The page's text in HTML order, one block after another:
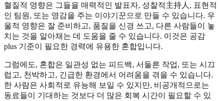
혈질적 영향은 그들을 매력적인 발표자, 성찰적主持人, 표현적
인 팀원, 또는 영감을 주는 이야기꾼으로 만들 수 있습니다. 우
울적 영향은 잘 준비하고, 품질을 신경 쓰고, 다른 사람들이 놓
치는 것을 알아채는 데 도움을 줄 수 있습니다. 이것은 공감
plus 기준이 필요한 경력에 유용한 혼합입니다.
그럼에도, 혼합은 일관성 없는 피드백, 서둘른 작업, 또는 시끄
럽고, 천박하고, 긴급한 환경에서 어려움을 겪을 수 있습니다.
한 사람은 사회적로 유능해 보일 수 있지만, 비공개적으로는
동료들이 기대하는 것보다 더 많은 회복 시간이 필요할 수 있